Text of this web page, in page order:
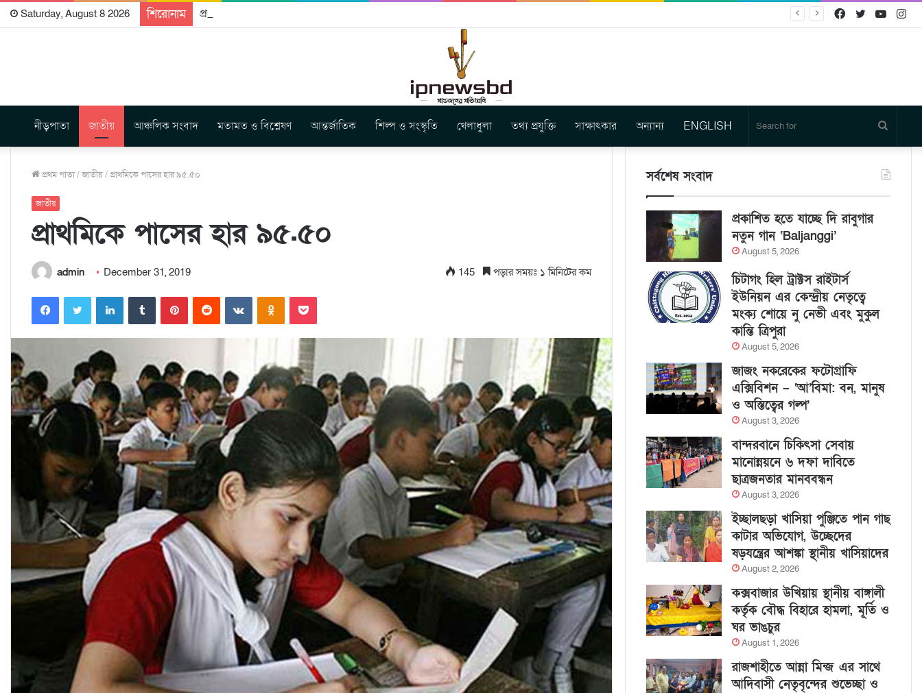
Saturday, August 8 2026 শিরোনাম প্রকাশিত হতে যাচ্ছে দি রাবুগার নতুন গান ‘Baljanggi’ Twitter
Facebook
নীড়পাতা জাতীয় আঞ্চলিক সংবাদ মতামত ও বিশ্লেষণ আন্তর্জাতিক শিল্প ও সংস্কৃতি খেলাধুলা তথ্য প্রযুক্তি সাক্ষাৎকার অন্যান্য ENGLISH
for
প্রথম পাতা/জাতীয়/প্রাথমিকে পাসের হার ৯৫.৫০
জাতীয়
প্রাথমিকে পাসের হার ৯৫.৫০
admin December 31, 2019 145 পড়ার সময়ঃ ১ মিনিটের কম
সর্বশেষ সংবাদ
প্রকাশিত হতে যাচ্ছে দি রাবুগার
নতুন গান ‘Baljanggi’
August 5, 2026
চিটাগং হিল ট্রাক্টস রাইটার্স
ইউনিয়ন এর কেন্দ্রীয় নেতৃত্বে
মংক্য শোয়ে নু নেভী এবং মুকুল
কান্তি ত্রিপুরা
August 5, 2026
জাজং নকরেকের ফটোগ্রাফি
এক্সিবিশন – ‘আ’বিমা: বন, মানুষ
ও অস্তিত্বের গল্প’
August 3, 2026
বান্দরবানে চিকিৎসা সেবায়
মানোন্নয়নে ৬ দফা দাবিতে
ছাত্রজনতার মানববন্ধন
August 3, 2026
ইচ্ছালছড়া খাসিয়া পুঞ্জিতে পান গাছ
কাটার অভিযোগ, উচ্ছেদের
ষড়যন্ত্রের আশঙ্কা স্থানীয় খাসিয়াদের
August 2, 2026
কক্সবাজার উখিয়ায় স্থানীয় বাঙ্গালী
কর্তৃক বৌদ্ধ বিহারে হামলা, মূর্তি ও
ঘর ভাঙচুর
August 1, 2026
রাজশাহীতে আন্না মিন্জ এর সাথে
আদিবাসী নেতৃবৃন্দের শুভেচ্ছা ও